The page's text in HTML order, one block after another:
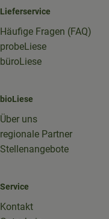
Lieferservice
Häufige Fragen (FAQ)
probeLiese
büroLiese
bioLiese
Über uns
regionale Partner
Stellenangebote
Service
Kontakt